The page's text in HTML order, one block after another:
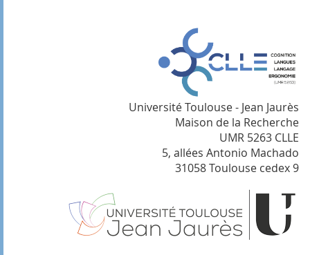
Université Toulouse - Jean Jaurès
Maison de la Recherche
UMR 5263 CLLE
5, allées Antonio Machado
31058 Toulouse cedex 9